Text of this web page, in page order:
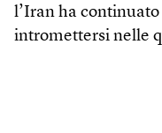
l’Iran ha
intromettersi nelle